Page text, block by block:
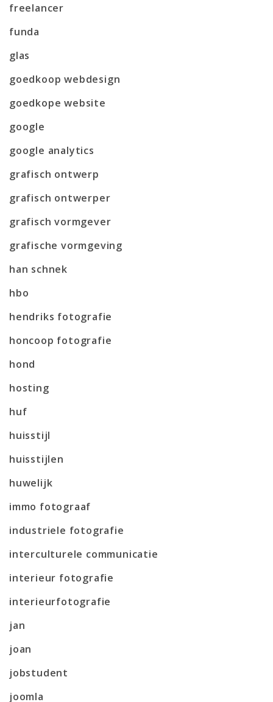
freelancer
funda
glas
goedkoop webdesign
goedkope website
google
google analytics
grafisch ontwerp
grafisch ontwerper
grafisch vormgever
grafische vormgeving
han schnek
hbo
hendriks fotografie
honcoop fotografie
hond
hosting
huf
huisstijl
huisstijlen
huwelijk
immo fotograaf
industriele fotografie
interculturele communicatie
interieur fotografie
interieurfotografie
jan
joan
jobstudent
joomla